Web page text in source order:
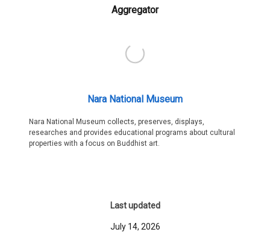
Aggregator
Nara National Museum
Nara National Museum collects, preserves, displays,
researches and provides educational programs about cultural
properties with a focus on Buddhist art.
Last updated
July 14, 2026